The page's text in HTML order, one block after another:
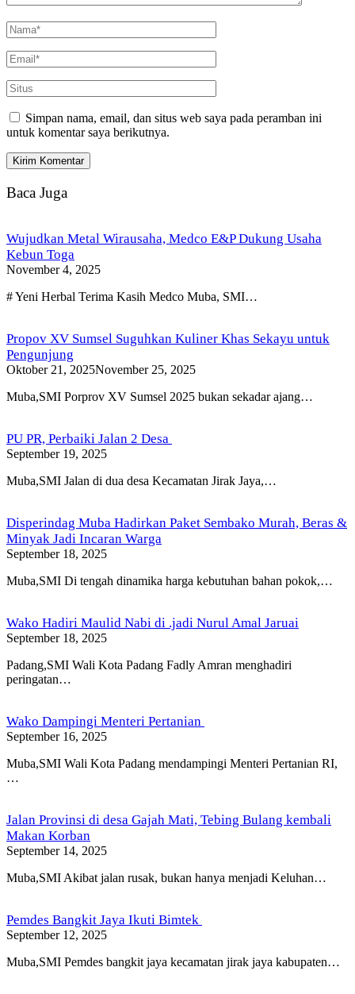
Simpan nama, email, dan situs web saya pada peramban ini
untuk komentar saya berikutnya.
Baca Juga
Wujudkan Metal Wirausaha, Medco E&P Dukung Usaha
Kebun Toga
November 4, 2025
# Yeni Herbal Terima Kasih Medco Muba, SMI…
Propov XV Sumsel Suguhkan Kuliner Khas Sekayu untuk
Pengunjung
Oktober 21, 2025November 25, 2025
Muba,SMI Porprov XV Sumsel 2025 bukan sekadar ajang…
PU PR, Perbaiki Jalan 2 Desa
September 19, 2025
Muba,SMI Jalan di dua desa Kecamatan Jirak Jaya,…
Disperindag Muba Hadirkan Paket Sembako Murah, Beras &
Minyak Jadi Incaran Warga
September 18, 2025
Muba,SMI Di tengah dinamika harga kebutuhan bahan pokok,…
Wako Hadiri Maulid Nabi di .jadi Nurul Amal Jaruai
September 18, 2025
Padang,SMI Wali Kota Padang Fadly Amran menghadiri
peringatan…
Wako Dampingi Menteri Pertanian
September 16, 2025
Muba,SMI Wali Kota Padang mendampingi Menteri Pertanian RI,
…
Jalan Provinsi di desa Gajah Mati, Tebing Bulang kembali
Makan Korban
September 14, 2025
Muba,SMI Akibat jalan rusak, bukan hanya menjadi Keluhan…
Pemdes Bangkit Jaya Ikuti Bimtek
September 12, 2025
Muba,SMI Pemdes bangkit jaya kecamatan jirak jaya kabupaten…